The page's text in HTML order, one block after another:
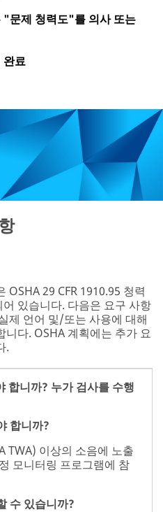
"문제 청력도"를 의사 또는
완료
OSHA 29 CFR 1910.95 청력
있습니다. 다음은 요구 사항
제 언어 및/또는 사용에 대해
다. OSHA 계획에는 추가 요
.
합니까? 누가 검사를 수행
합니까?
TWA) 이상의 소음에 노출
모니터링 프로그램에 참
수 있습니까?